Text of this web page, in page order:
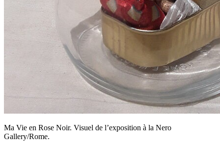
Ma Vie en Rose Noir. Visuel de l’exposition à la Nero
Gallery/Rome.